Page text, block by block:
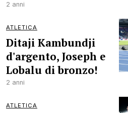
2 anni
ATLETICA
Ditaji Kambundji
d'argento, Joseph e
Lobalu di bronzo!
2 anni
ATLETICA